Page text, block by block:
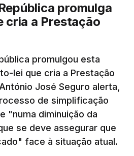
promulga
cria a Prestação
promulgou esta
lei que cria a Prestação
José Seguro alerta,
de simplificação
"numa diminuição da
se deve assegurar que
face à situação atual.